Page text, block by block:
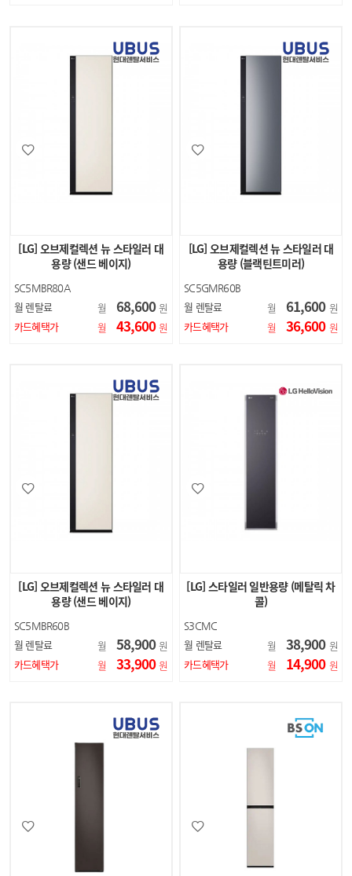
[LG] 오브제컬렉션 뉴 스타일러 대
용량 (샌드 베이지)
SC5MBR80A
월 렌탈료 월 68,600 원
카드혜택가
월 43,600 원
[LG] 오브제컬렉션 뉴 스타일러 대
용량 (블랙틴트미러)
SC5GMR60B
월 렌탈료 월 61,600 원
카드혜택가
월 36,600 원
[LG] 오브제컬렉션 뉴 스타일러 대
용량 (샌드 베이지)
SC5MBR60B
월 렌탈료 월 58,900 원
카드혜택가
월 33,900 원
[LG] 스타일러 일반용량 (메탈릭 차
콜)
S3CMC
월 렌탈료 월 38,900 원
카드혜택가
월 14,900 원